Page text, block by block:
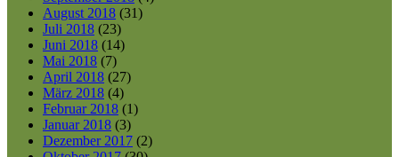
August 2018 (31)
Juli 2018 (23)
Juni 2018 (14)
Mai 2018 (7)
April 2018 (27)
März 2018 (4)
Februar 2018 (1)
Januar 2018 (3)
Dezember 2017 (2)